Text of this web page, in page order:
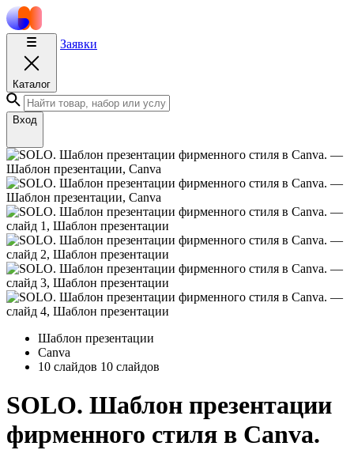
Каталог
Заявки
Вход
Шаблон презентации
Canva
10 слайдов 10 слайдов
SOLO. Шаблон презентации
фирменного стиля в Canva.